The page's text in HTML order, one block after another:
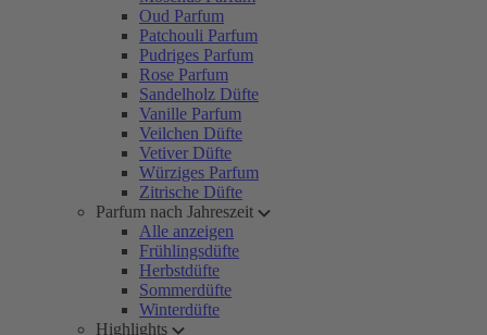
Oud Parfum
Patchouli Parfum
Pudriges Parfum
Rose Parfum
Sandelholz Düfte
Vanille Parfum
Veilchen Düfte
Vetiver Düfte
Würziges Parfum
Zitrische Düfte
Parfum nach Jahreszeit
Alle anzeigen
Frühlingsdüfte
Herbstdüfte
Sommerdüfte
Winterdüfte
Highlights